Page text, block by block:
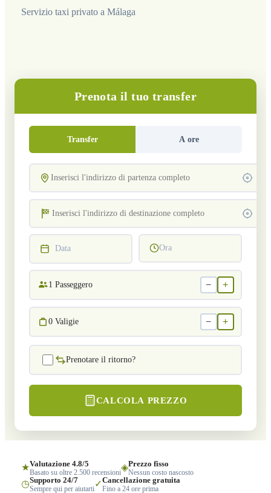
Servizio taxi privato a Málaga
Prenota il tuo transfer
Transfer A ore
Data Ora
1 Passeggero − +
0 Valigie − +
Prenotare il ritorno?
CALCOLA PREZZO
★Valutazione 4.8/5
Basato su oltre 2.500 recensioni◈Prezzo fisso
Nessun costo nascosto
◷Supporto 24/7
Sempre qui per aiutarti✓Cancellazione gratuita
Fino a 24 ore prima